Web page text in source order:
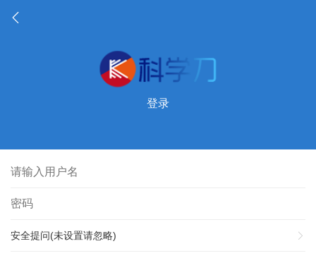
登录
安全提问(未设置请忽略)